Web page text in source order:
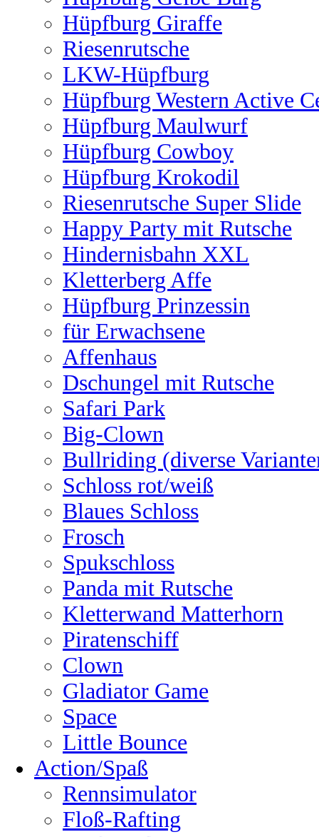
Hüpfburg Giraffe
Riesenrutsche
LKW-Hüpfburg
Hüpfburg Western Active
Hüpfburg Maulwurf
Hüpfburg Cowboy
Hüpfburg Krokodil
Riesenrutsche Super Slide
Happy Party mit Rutsche
Hindernisbahn XXL
Kletterberg Affe
Hüpfburg Prinzessin
für Erwachsene
Affenhaus
Dschungel mit Rutsche
Safari Park
Big-Clown
Bullriding (diverse
Schloss rot/weiß
Blaues Schloss
Frosch
Spukschloss
Panda mit Rutsche
Kletterwand Matterhorn
Piratenschiff
Clown
Gladiator Game
Space
Little Bounce
Action/Spaß
Rennsimulator
Floß-Rafting